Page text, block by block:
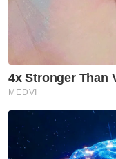
Suraya (kanan)
program She
Money Moves To
Khamis. FOTO
“Oleh itu,
cara lain